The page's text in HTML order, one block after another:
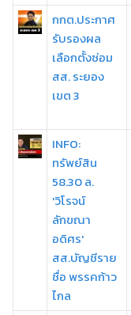
กกต.ประกาศ
รับรองผล
เลือกตั้งซ่อม
สส. ระยอง
เขต 3
INFO:
ทรัพย์สิน
58.30 ล.
'วิโรจน์
ลักขณา
อดิศร'
สส.บัญชีราย
ชื่อ พรรคก้าว
ไกล